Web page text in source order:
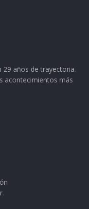
los portales de
había subido al
mis tensiones
todo
de cabeza,
más. Yo
ahí?
de la noche.
años de trayectoria.
acontecimientos más